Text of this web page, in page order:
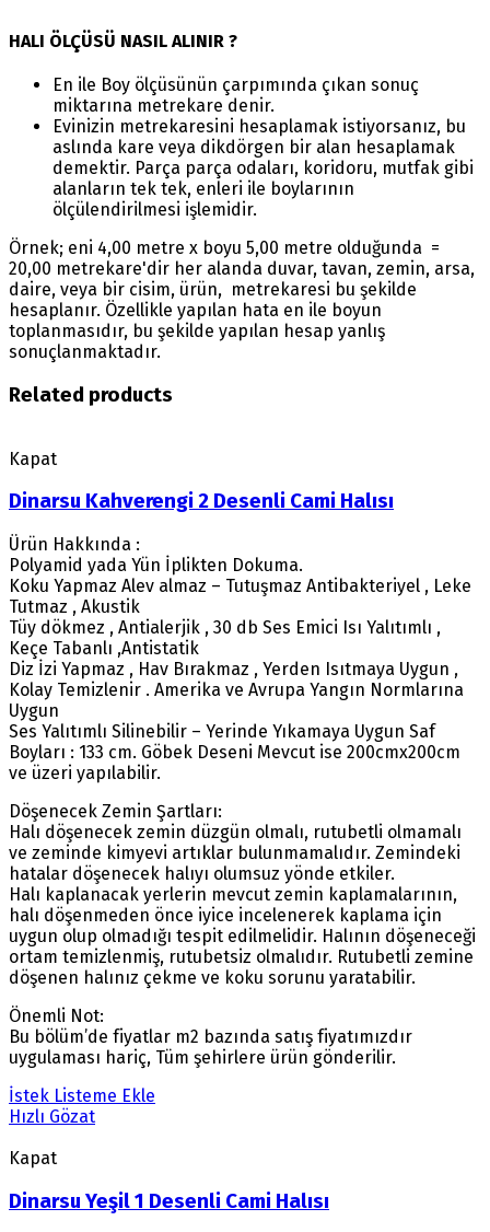
HALI ÖLÇÜSÜ NASIL ALINIR ?
En ile Boy ölçüsünün çarpımında çıkan sonuç
miktarına metrekare denir.
Evinizin metrekaresini hesaplamak istiyorsanız, bu
aslında kare veya dikdörgen bir alan hesaplamak
demektir. Parça parça odaları, koridoru, mutfak gibi
alanların tek tek, enleri ile boylarının
ölçülendirilmesi işlemidir.
Örnek; eni 4,00 metre x boyu 5,00 metre olduğunda =
20,00 metrekare'dir her alanda duvar, tavan, zemin, arsa,
daire, veya bir cisim, ürün, metrekaresi bu şekilde
hesaplanır. Özellikle yapılan hata en ile boyun
toplanmasıdır, bu şekilde yapılan hesap yanlış
sonuçlanmaktadır.
Related products
Kapat
Dinarsu Kahverengi 2 Desenli Cami Halısı
Ürün Hakkında :
Polyamid yada Yün İplikten Dokuma.
Koku Yapmaz Alev almaz – Tutuşmaz Antibakteriyel , Leke
Tutmaz , Akustik
Tüy dökmez , Antialerjik , 30 db Ses Emici Isı Yalıtımlı ,
Keçe Tabanlı ,Antistatik
Diz İzi Yapmaz , Hav Bırakmaz , Yerden Isıtmaya Uygun ,
Kolay Temizlenir . Amerika ve Avrupa Yangın Normlarına
Uygun
Ses Yalıtımlı Silinebilir – Yerinde Yıkamaya Uygun Saf
Boyları : 133 cm. Göbek Deseni Mevcut ise 200cmx200cm
ve üzeri yapılabilir.
Döşenecek Zemin Şartları:
Halı döşenecek zemin düzgün olmalı, rutubetli olmamalı
ve zeminde kimyevi artıklar bulunmamalıdır. Zemindeki
hatalar döşenecek halıyı olumsuz yönde etkiler.
Halı kaplanacak yerlerin mevcut zemin kaplamalarının,
halı döşenmeden önce iyice incelenerek kaplama için
uygun olup olmadığı tespit edilmelidir. Halının döşeneceği
ortam temizlenmiş, rutubetsiz olmalıdır. Rutubetli zemine
döşenen halınız çekme ve koku sorunu yaratabilir.
Önemli Not:
Bu bölüm’de fiyatlar m2 bazında satış fiyatımızdır
uygulaması hariç, Tüm şehirlere ürün gönderilir.
İstek Listeme Ekle
Hızlı Gözat
Kapat
Dinarsu Yeşil 1 Desenli Cami Halısı